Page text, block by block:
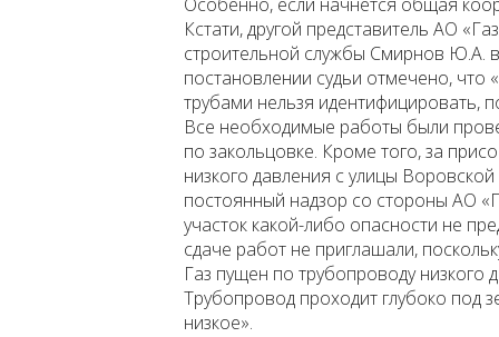
Кстати, другой представитель АО
строительной службы Смирнов Ю.А.
постановлении судьи отмечено, что
трубами нельзя идентифицировать,
Все необходимые работы были
по закольцовке. Кроме того, за
низкого давления с улицы
постоянный надзор со стороны АО
участок какой-либо опасности не
сдаче работ не приглашали,
Газ пущен по трубопроводу низкого
Трубопровод проходит глубоко под
низкое».